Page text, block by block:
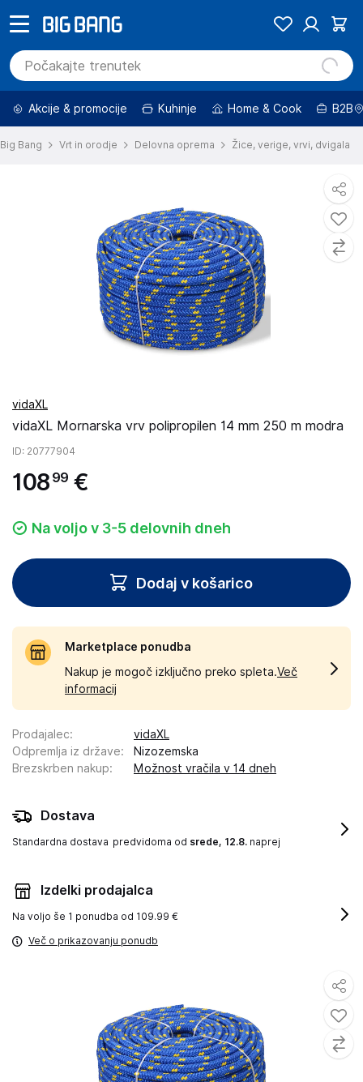
Akcije & promocije Kuhinje Home & Cook B2B
Big Bang Vrt in orodje Delovna oprema Žice, verige, vrvi, dvigala
vidaXL
vidaXL Mornarska vrv polipropilen 14 mm 250 m modra
ID: 20777904
108 99 €
Na voljo v 3-5 delovnih dneh
Dodaj v košarico
Marketplace ponudba
Nakup je mogoč izključno preko spleta.Več
informacij
Prodajalec:
vidaXL
Odpremlja iz države:
Nizozemska
Brezskrben nakup: Možnost vračila v 14 dneh
Dostava
Standardna dostava predvidoma od srede, 12.8. naprej
Izdelki prodajalca
Na voljo še 1 ponudba od 109.99 €
Več o prikazovanju ponudb